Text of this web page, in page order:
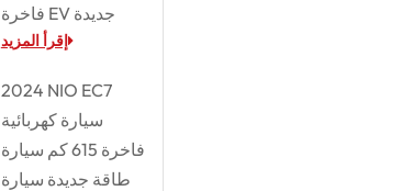
فاخرة EV جديدة
إقرأ المزيد
2024 NIO EC7
سيارة كهربائية
فاخرة 615 كم سيارة
طاقة جديدة سيارة